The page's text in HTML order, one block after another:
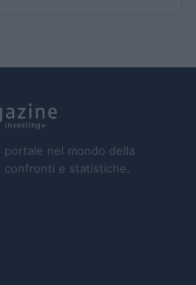
nel mondo della
e statistiche.